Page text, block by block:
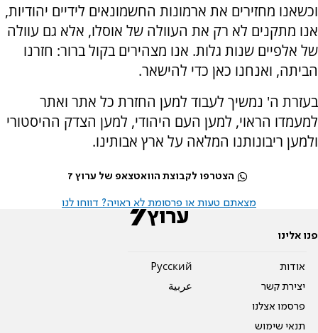
וכשאנו מחזירים את ארמונות החשמונאים לידיים יהודיות,
אנו מתקנים לא רק את העוולה של אוסלו, אלא גם עוולה
של אלפיים שנות גלות. אנו מצהירים בקול ברור: חזרנו
הביתה, ואנחנו כאן כדי להישאר.
בעזרת ה' נמשיך לעבוד למען החזרת כל אתר ואתר
למעמדו הראוי, למען העם היהודי, למען הצדק ההיסטורי
ולמען ריבונותנו המלאה על ארץ אבותינו.
הצטרפו לקבוצת הוואטצאפ של ערוץ 7
מצאתם טעות או פרסומת לא ראויה? דווחו לנו
פנו אלינו
אודות
יצירת קשר
פרסמו אצלנו
תנאי שימוש
Pусский
عربية